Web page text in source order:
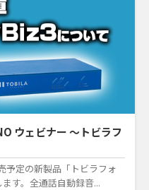
ウェビナー ～トビラフ
予定の新製品「トビラフォ
す。全通話自動録音...